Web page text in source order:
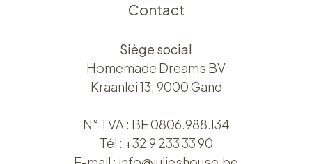
Contact
Siège social
Homemade Dreams BV
Kraanlei 13, 9000 Gand
N° TVA : BE 0806.988.134
Tél : +32 9 233 33 90